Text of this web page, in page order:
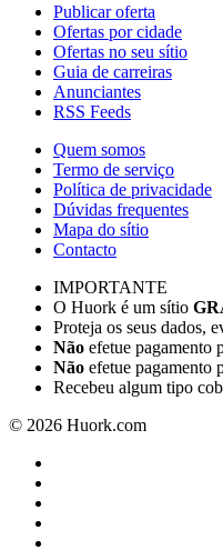
Publicar oferta
Ofertas por cidade
Ofertas no seu sítio
Guia de carreiras
Anunciantes
RSS Feeds
Quem somos
Termo de serviço
Política de privacidade
Dúvidas frequentes
Mapa do sítio
Contacto
IMPORTANTE
O Huork é um sítio
Proteja os seus dados,
Não efetue pagamento
Não efetue pagamento
Recebeu algum tipo
© 2026 Huork.com